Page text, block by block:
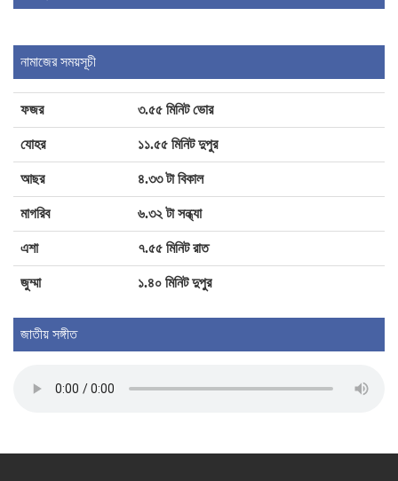
চাকরি
মাগুরায় প্রাথমিক শিক্ষকদের পদোন্নতির নামে ঘুষ
বানিজ্য শিক্ষক সমিতির দুই নেতার
বিদায় বেলায় কাঁদলেন কেশবপুরের ইউএনও
নামাজের সময়সূচী
ফজর ৩.৫৫ মিনিট ভোর
যোহর ১১.৫৫ মিনিট দুপুর
আছর ৪.৩৩ টা বিকাল
মাগরিব ৬.৩২ টা সন্ধ্যা
এশা ৭.৫৫ মিনিট রাত
জুম্মা ১.৪০ মিনিট দুপুর
জাতীয় সঙ্গীত